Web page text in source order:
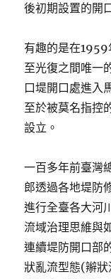
後初期設置的開
有趣的是在
至光復之間唯一
口堤開口處進入
至於被莫名指控
設立。
一百多年前臺灣
郎透過各地堤防
進行全臺各大河
流域治理思維與
連續堤防開口部
狀亂流型態(辮狀